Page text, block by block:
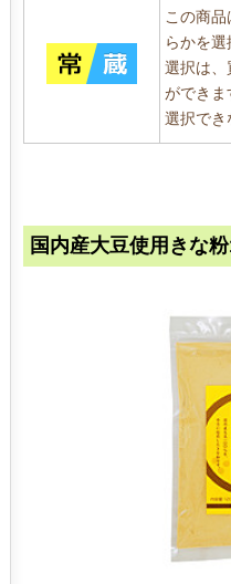
この商
らかを
選択は、
ができま
選択でき
国内産大豆使用きな